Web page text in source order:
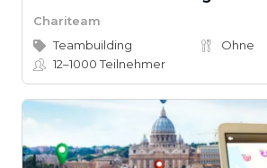
Chariteam
Teambuilding
Ohne
12–1000Teilnehmer